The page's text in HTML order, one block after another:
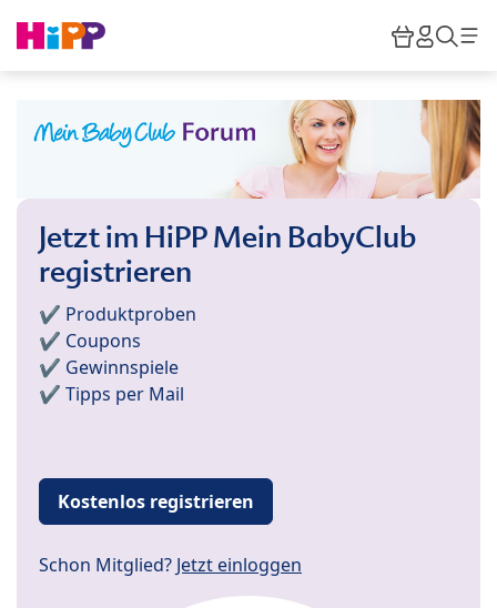
HiPP
Jetzt im HiPP Mein BabyClub
registrieren
✔️ Produktproben
✔️ Coupons
✔️ Gewinnspiele
✔️ Tipps per Mail
Kostenlos registrieren
Schon Mitglied? Jetzt einloggen